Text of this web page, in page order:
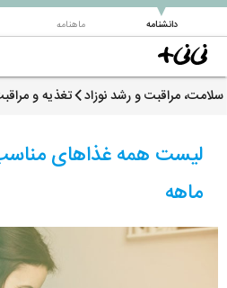
دانشنامه
▼ ماهنامه
سلامت، مراقبت و رشد نوزاد تغذیه و
لیست همه غذاهای
ماهه